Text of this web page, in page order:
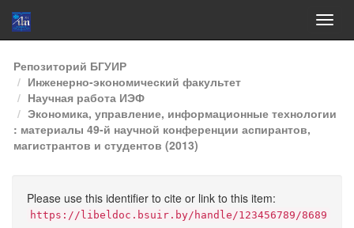
Skip
navigation
Репозиторий БГУИР
Инженерно-экономический факультет
Научная работа ИЭФ
Экономика, управление, информационные технологии
: материалы 49-й научной конференции аспирантов,
магистрантов и студентов (2013)
Please use this identifier to cite or link to this item:
https://libeldoc.bsuir.by/handle/123456789/8689